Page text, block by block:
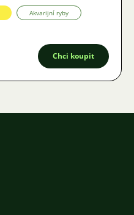
Akvarijní ryby
Chci koupit